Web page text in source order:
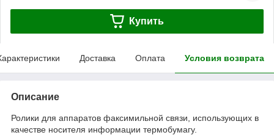
Купить
Доставка Оплата Условия возврата
Описание
Ролики для аппаратов факсимильной связи, использующих в
качестве носителя информации термобумагу.